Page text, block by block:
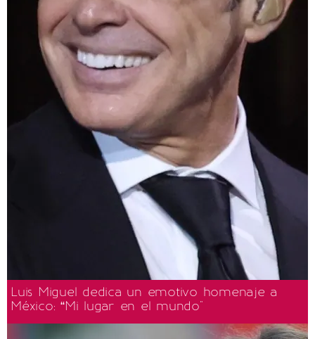
Luis Miguel dedica un emotivo homenaje a
México: “Mi lugar en el mundo"